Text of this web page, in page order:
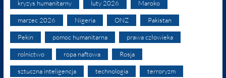
kryzys humanitarny luty 2026 Maroko
marzec 2026 Nigeria ONZ Pakistan
Pekin pomoc humanitarna prawa człowieka
rolnictwo ropa naftowa Rosja
sztuczna inteligencja technologia terroryzm